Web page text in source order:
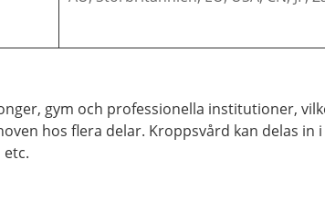
gym och professionella institutioner,
hos flera delar. Kroppsvård kan delas in